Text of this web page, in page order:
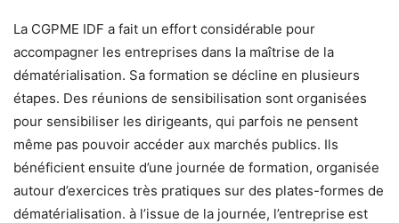
La CGPME IDF a fait un effort considérable pour
accompagner les entreprises dans la maîtrise de la
dématérialisation. Sa formation se décline en plusieurs
étapes. Des réunions de sensibilisation sont organisées
pour sensibiliser les dirigeants, qui parfois ne pensent
même pas pouvoir accéder aux marchés publics. Ils
bénéficient ensuite d’une journée de formation, organisée
autour d’exercices très pratiques sur des plates-formes de
dématérialisation. à l’issue de la journée, l’entreprise est